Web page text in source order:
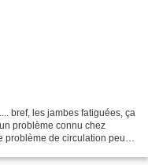
bref, les jambes fatiguées, ça
problème connu chez
problème de circulation peut